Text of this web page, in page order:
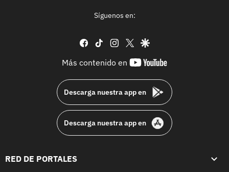
Síguenos en:
facebook
tiktok instagram
twittergoogle
Más contenido en
youtube-
Descarga nuestra app en
Descarga nuestra app en
RED DE PORTALES